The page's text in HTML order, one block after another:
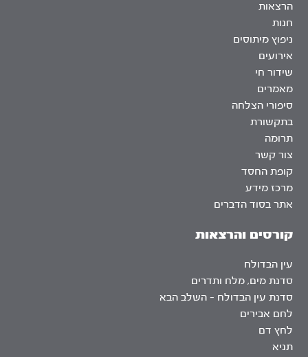
הרצאות
חנות
ניפוץ מיתוסים
אירועים
שידור חי
מאמרים
סיפורי הצלחה
בתקשורת
תרומה
צור קשר
קופת החסד
מרכז מידע
אתר בסוד הדברים
קורסים והרצאות
עין הבדולח
סדנת מים, מלח ותדרים
סדנת עין הבדולח – השלב הבא
לחם אבירים
לחץ דם
תניא